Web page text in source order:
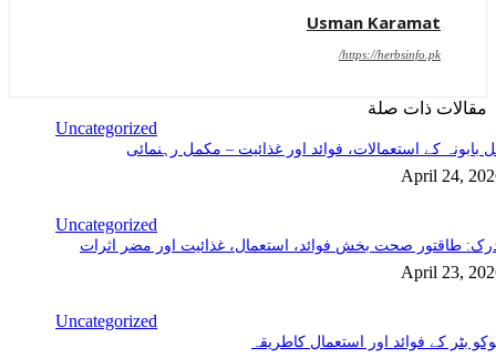
Usman Karamat
https://herbsinfo.pk/
مقالات ذات صلة
Uncategorized
بابونہ کے استعمالات، فوائد اور غذائیت – مکمل رہنمائی
April 24,
Uncategorized
طاقتور صحت بخش فوائد، استعمال، غذائیت اور مضر اثرات
April 23,
Uncategorized
بٹر کے فوائد اور استعمال کاطریقہ